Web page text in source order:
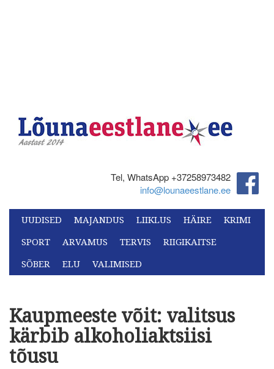
Tel, WhatsApp +37258973482‬
info@lounaeestlane.ee
UUDISED MAJANDUS LIIKLUS HÄIRE
KRIMI
SPORT
ARVAMUS TERVIS
RIIGIKAITSE
SÕBER
ELU VALIMISED
Kaupmeeste võit: valitsus
kärbib alkoholiaktsiisi
tõusu